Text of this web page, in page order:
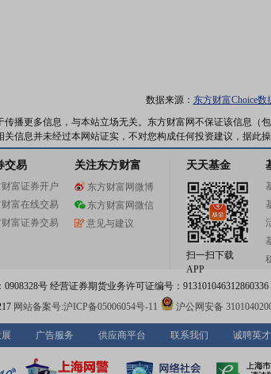
数据来源： 东方财富Choice数
传播更多信息，与本站立场无关。东方财富网不保证该信息
信息并未经过本网站证实，不对您构成任何投资建议，据此操
交易
财富证券开户
财富在线交易
财富证券交易
关注东方财富
东方财富网微博
东方财富网微信
意见与建议
天天基金
扫一扫下载
APP
号 经营证券期货业务许可证编号：
网站备案号:沪ICP备05006054号-11 沪公网安备
广告服务 供应商平台 联系我们 诚聘英才